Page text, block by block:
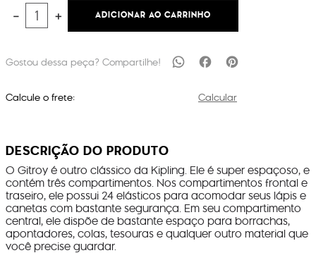
＋
－ ADICIONAR AO CARRINHO
Calcule o frete: Calcular
DESCRIÇÃO DO PRODUTO
O Gitroy é outro clássico da Kipling. Ele é super espaçoso, e
contém três compartimentos. Nos compartimentos frontal e
traseiro, ele possui 24 elásticos para acomodar seus lápis e
canetas com bastante segurança. Em seu compartimento
central, ele dispõe de bastante espaço para borrachas,
apontadores, colas, tesouras e qualquer outro material que
você precise guardar.